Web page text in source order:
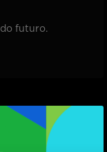
futuro.